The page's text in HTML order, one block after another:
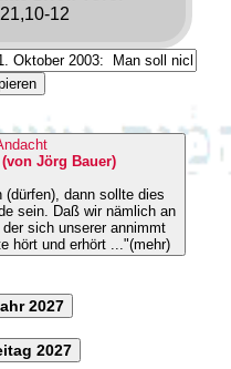
12
Jörg Bauer)
(dürfen), dann sollte dies
an
sich unserer annimmt
hört und erhört ..."(mehr)
2027
2027